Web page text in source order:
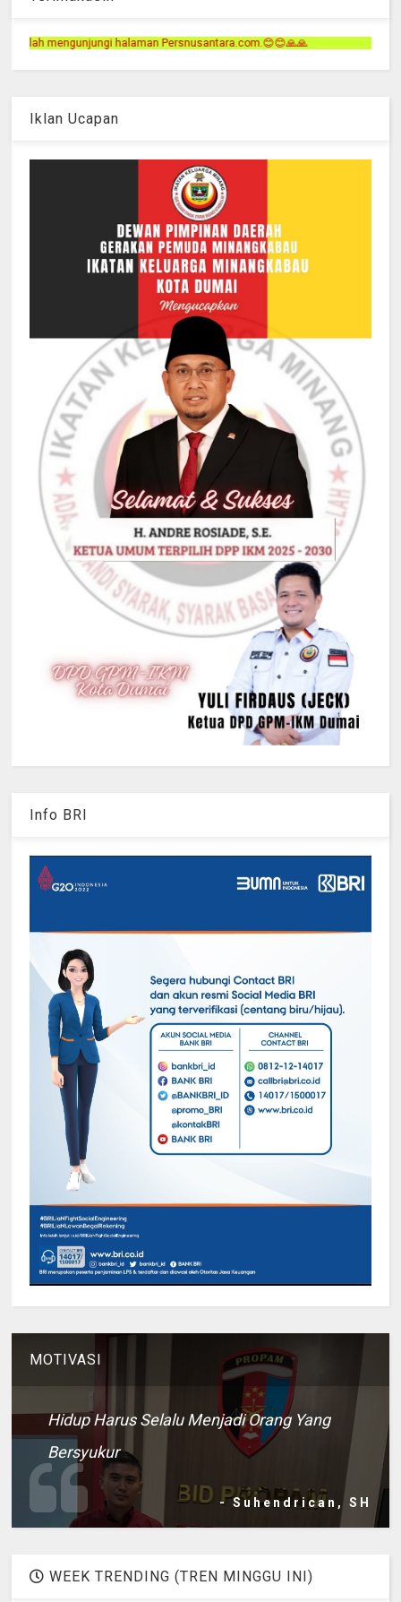
halaman Persnusantara.com.😊😊🙏🙏
Iklan Ucapan
Info BRI
MOTIVASI
Hidup Harus Selalu Menjadi Orang Yang
Bersyukur
- Suhendrican, SH
WEEK TRENDING (TREN MINGGU INI)